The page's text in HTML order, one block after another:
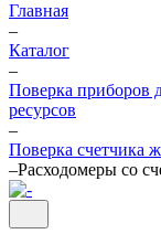
Главная
–
Каталог
–
Поверка приборов
ресурсов
–
Поверка счетчика
–Расходомеры со